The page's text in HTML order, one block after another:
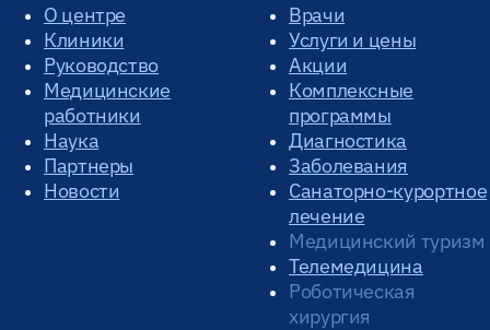
О центре
Клиники
Руководство
Медицинские
работники
Наука
Партнеры
Новости
Врачи
Услуги и цены
Акции
Комплексные
программы
Диагностика
Заболевания
Санаторно-курортное
лечение
Медицинский туризм
Телемедицина
Роботическая
хирургия